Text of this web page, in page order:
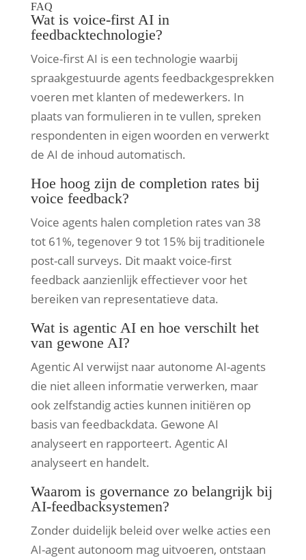
FAQ
Wat is voice-first AI in
feedbacktechnologie?
Voice-first AI is een technologie waarbij
spraakgestuurde agents feedbackgesprekken
voeren met klanten of medewerkers. In
plaats van formulieren in te vullen, spreken
respondenten in eigen woorden en verwerkt
de AI de inhoud automatisch.
Hoe hoog zijn de completion rates bij
voice feedback?
Voice agents halen completion rates van 38
tot 61%, tegenover 9 tot 15% bij traditionele
post-call surveys. Dit maakt voice-first
feedback aanzienlijk effectiever voor het
bereiken van representatieve data.
Wat is agentic AI en hoe verschilt het
van gewone AI?
Agentic AI verwijst naar autonome AI-agents
die niet alleen informatie verwerken, maar
ook zelfstandig acties kunnen initiëren op
basis van feedbackdata. Gewone AI
analyseert en rapporteert. Agentic AI
analyseert en handelt.
Waarom is governance zo belangrijk bij
AI-feedbacksystemen?
Zonder duidelijk beleid over welke acties een
AI-agent autonoom mag uitvoeren, ontstaan